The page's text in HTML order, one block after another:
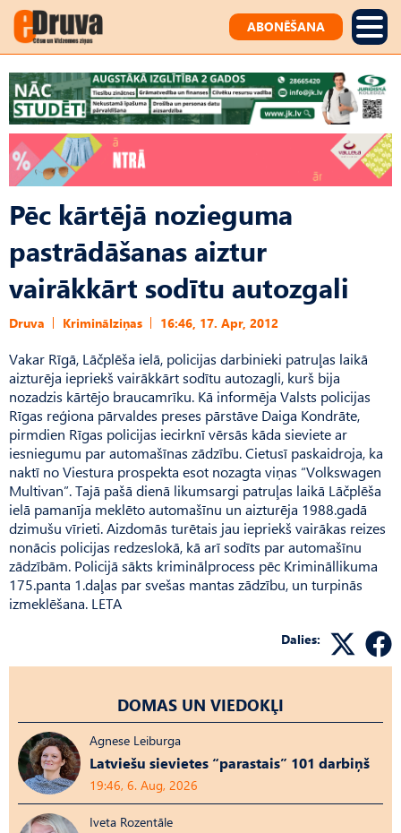
ABONĒŠANA
Pēc kārtējā nozieguma
pastrādāšanas aiztur
vairākkārt sodītu autozgali
Druva Kriminālziņas 16:46, 17. Apr, 2012
Vakar Rīgā, Lāčplēša ielā, policijas darbinieki patruļas laikā
aizturēja iepriekš vairākkārt sodītu autozagli, kurš bija
nozadzis kārtējo braucamrīku. Kā informēja Valsts policijas
Rīgas reģiona pārvaldes preses pārstāve Daiga Kondrāte,
pirmdien Rīgas policijas iecirknī vērsās kāda sieviete ar
iesniegumu par automašīnas zādzību. Cietusī paskaidroja, ka
naktī no Viestura prospekta esot nozagta viņas “Volkswagen
Multivan”. Tajā pašā dienā likumsargi patruļas laikā Lāčplēša
ielā pamanīja meklēto automašīnu un aizturēja 1988.gadā
dzimušu vīrieti. Aizdomās turētais jau iepriekš vairākas reizes
nonācis policijas redzeslokā, kā arī sodīts par automašīnu
zādzībām. Policijā sākts kriminālprocess pēc Krimināllikuma
175.panta 1.daļas par svešas mantas zādzību, un turpinās
izmeklēšana. LETA
Dalies:
DOMAS UN VIEDOKĻI
Agnese Leiburga
Latviešu sievietes “parastais” 101 darbiņš
19:46, 6. Aug, 2026
Iveta Rozentāle